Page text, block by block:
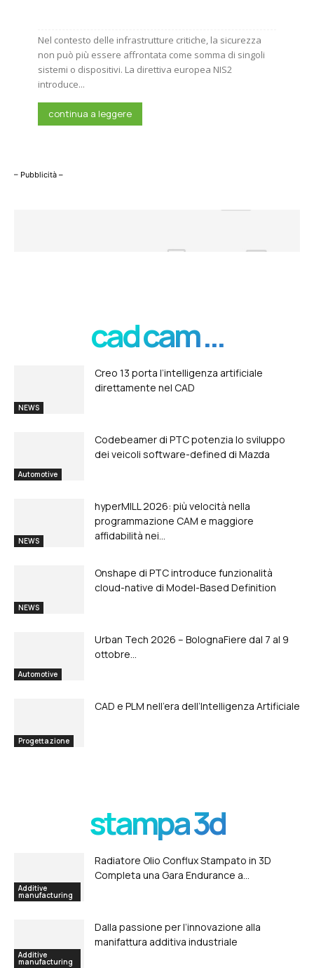
Nel contesto delle infrastrutture critiche, la sicurezza
non può più essere affrontata come somma di singoli
sistemi o dispositivi. La direttiva europea NIS2
introduce...
continua a leggere
– Pubblicità –
cad cam ...
NEWS
Creo 13 porta l’intelligenza artificiale
direttamente nel CAD
Automotive
Codebeamer di PTC potenzia lo sviluppo
dei veicoli software-defined di Mazda
NEWS
hyperMILL 2026: più velocità nella
programmazione CAM e maggiore
affidabilità nei...
NEWS
Onshape di PTC introduce funzionalità
cloud-native di Model-Based Definition
Automotive
Urban Tech 2026 – BolognaFiere dal 7 al 9
ottobre...
Progettazione
CAD e PLM nell’era dell’Intelligenza Artificiale
stampa 3d
Additive
manufacturing
Radiatore Olio Conflux Stampato in 3D
Completa una Gara Endurance a...
Additive
manufacturing
Dalla passione per l’innovazione alla
manifattura additiva industriale